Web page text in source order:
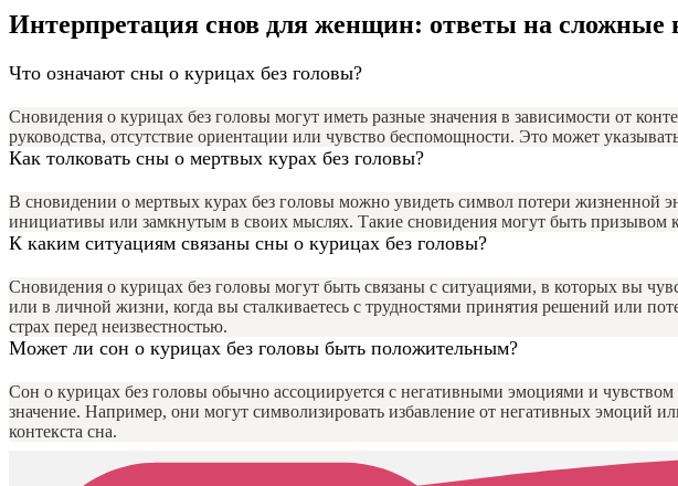
Интерпретация снов для женщин: ответы на сложные
Что означают сны о курицах без головы?
Сновидения о курицах без головы могут иметь разные значения в зависимости от
руководства, отсутствие ориентации или чувство беспомощности. Это может
Как толковать сны о мертвых курах без головы?
В сновидении о мертвых курах без головы можно увидеть символ потери
инициативы или замкнутым в своих мыслях. Такие сновидения могут быть призывом
К каким ситуациям связаны сны о курицах без головы?
Сновидения о курицах без головы могут быть связаны с ситуациями, в которых вы
или в личной жизни, когда вы сталкиваетесь с трудностями принятия решений или
страх перед неизвестностью.
Может ли сон о курицах без головы быть положительным?
Сон о курицах без головы обычно ассоциируется с негативными эмоциями и
значение. Например, они могут символизировать избавление от негативных эмоций
контекста сна.